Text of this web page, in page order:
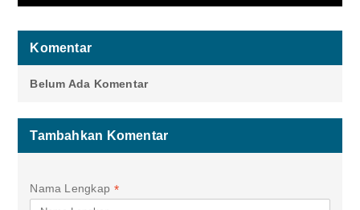
Komentar
Belum Ada Komentar
Tambahkan Komentar
Nama Lengkap *